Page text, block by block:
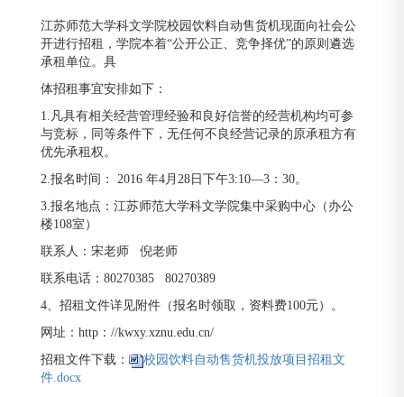
江苏师范大学科文学院校园饮料自动售货机现面向社会公
开进行招租，学院本着“公开公正、竞争择优”的原则遴选
承租单位。具
体招租事宜安排如下：
1.凡具有相关经营管理经验和良好信誉的经营机构均可参
与竞标，同等条件下，无任何不良经营记录的原承租方有
优先承租权。
2.报名时间： 2016 年4月28日下午3:10—3：30。
3.报名地点：江苏师范大学科文学院集中采购中心（办公
楼108室）
联系人：宋老师 倪老师
联系电话：80270385 80270389
4、招租文件详见附件（报名时领取，资料费100元）。
网址：http：//kwxy.xznu.edu.cn/
招租文件下载：
校园饮料自动售货机投放项目招租文
件.docx